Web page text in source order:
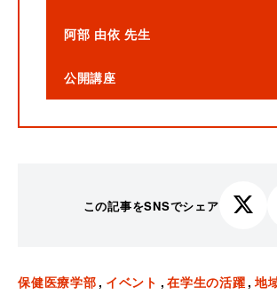
阿部 由依 先生
公開講座
この記事をSNSでシェア
X
ェ
保健医療学部 イベント 在学生の活躍 地